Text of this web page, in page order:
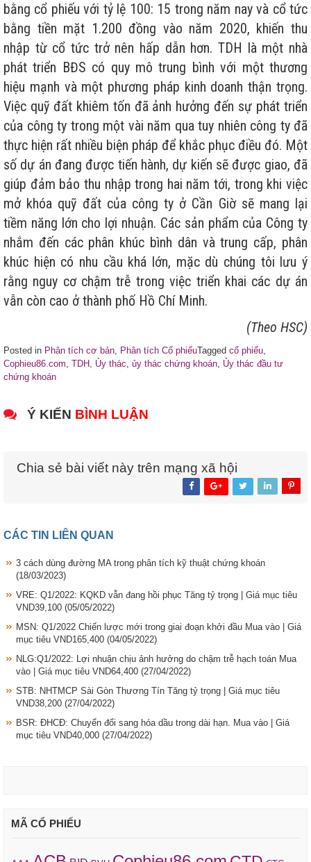
bằng cổ phiếu với tỷ lệ 100: 15 trong năm nay và cổ tức
bằng tiền mặt 1.200 đồng vào năm 2020, khiến thu
nhập từ cổ tức trở nên hấp dẫn hơn. TDH là một nhà
phát triển BĐS có quy mô trung bình với một thương
hiệu mạnh và một phương pháp kinh doanh thận trọng.
Việc quỹ đất khiêm tốn đã ảnh hưởng đến sự phát triển
của công ty trong một vài năm qua tuy nhiên công ty đã
thực hiện rất nhiều biện pháp để khắc phục điều đó. Một
số dự án đang được tiến hành, dự kiến sẽ được giao, đã
giúp đảm bảo thu nhập trong hai năm tới, trong khi việc
mở khóa quỹ đất của công ty ở Cần Giờ sẽ mang lại
tiềm năng lớn cho lợi nhuận. Các sản phẩm của Công ty
nhắm đến các phân khúc bình dân và trung cấp, phân
khúc hiện có nhu cầu khá lớn, mặc dù chúng tôi lưu ý
rằng nguy cơ chậm trễ trong việc triển khai các dự án
vẫn còn cao ở thành phố Hồ Chí Minh.
(Theo HSC)
Posted in Phân tích cơ bản, Phân tích Cổ phiếuTagged cổ phiếu,
Cophieu86.com, TDH, Ủy thác, ủy thác chứng khoán, Ủy thác đầu tư
chứng khoán
Ý KIẾN BÌNH LUẬN
Chia sẻ bài viết này trên mạng xã hội
CÁC TIN LIÊN QUAN
3 cách dùng đường MA trong phân tích kỹ thuật chứng khoán
(18/03/2023)
VRE: Q1/2022: KQKD vẫn đang hồi phục Tăng tỷ trọng | Giá mục tiêu
VND39,100 (05/05/2022)
MSN: Q1/2022 Chiến lược mới trong giai đoạn khởi đầu Mua vào | Giá
mục tiêu VND165,400 (04/05/2022)
NLG:Q1/2022: Lợi nhuận chịu ảnh hưởng do chậm trễ hạch toán Mua
vào | Giá mục tiêu VND64,400 (27/04/2022)
STB: NHTMCP Sài Gòn Thương Tín Tăng tỷ trọng | Giá mục tiêu
VND38,200 (27/04/2022)
BSR: ĐHCĐ: Chuyển đổi sang hóa dầu trong dài hạn. Mua vào | Giá
mục tiêu VND40,000 (27/04/2022)
MÃ CỔ PHIẾU